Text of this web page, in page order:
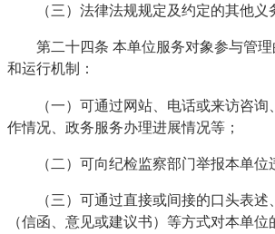
（三）法律法规规定及约定的其他义
第二十四条 本单位服务对象参与管理
和运行机制：
（一）可通过网站、电话或来访咨询
作情况、政务服务办理进展情况等；
（二）可向纪检监察部门举报本单位
（三）可通过直接或间接的口头表述
（信函、意见或建议书）等方式对本单